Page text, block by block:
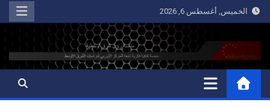
Skip
to
الخميس, أغسطس 6, 2026
رؤى شرق أوسطية
منصة ثقافية فكرية تابعة للمركز الأوربي لدراسات الشرق الأوسط